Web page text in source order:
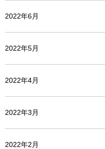
2022年6月
2022年5月
2022年4月
2022年3月
2022年2月